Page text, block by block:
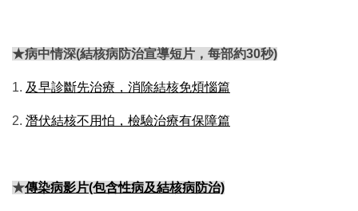
★病中情深(結核病防治宣導短片，每部約30秒)
1. 及早診斷先治療，消除結核免煩惱篇
2. 潛伏結核不用怕，檢驗治療有保障篇
★傳染病影片(包含性病及結核病防治)